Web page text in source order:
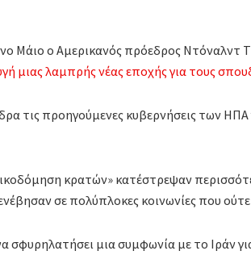
Μάιο ο Αμερικανός πρόεδρος Ντόναλντ
μιας λαμπρής νέας εποχής για τους
τις προηγούμενες κυβερνήσεις των
κρατών» κατέστρεψαν
σε πολύπλοκες κοινωνίες που ούτε
σφυρηλατήσει μια συμφωνία με το Ιράν